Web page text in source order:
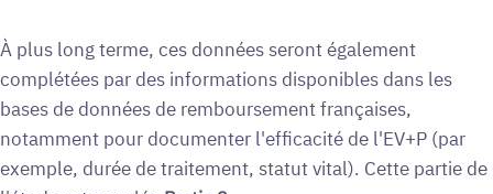
À plus long terme, ces données seront également
complétées par des informations disponibles dans les
bases de données de remboursement françaises,
notamment pour documenter l'efficacité de l'EV+P (par
exemple, durée de traitement, statut vital). Cette partie de